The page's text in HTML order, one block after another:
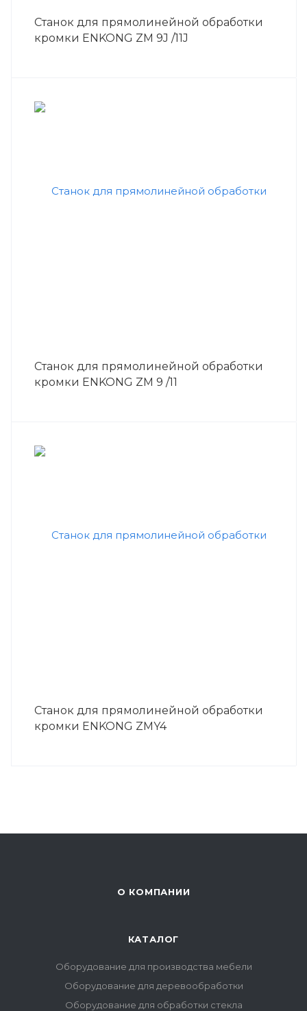
Станок для прямолинейной обработки
кромки ENKONG ZM 9J /11J
Станок для прямолинейной обработки
кромки ENKONG ZM 9 /11
Станок для прямолинейной обработки
кромки ENKONG ZMY4
О КОМПАНИИ
КАТАЛОГ
Оборудование для производства мебели
Оборудование для деревообработки
Оборудование для обработки стекла